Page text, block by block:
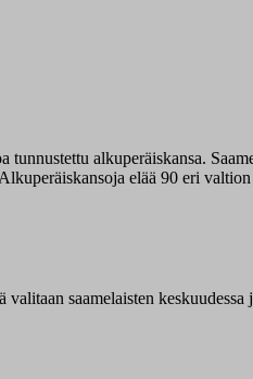
tunnustettu alkuperäiskansa.
elää 90 eri valtion
valitaan saamelaisten